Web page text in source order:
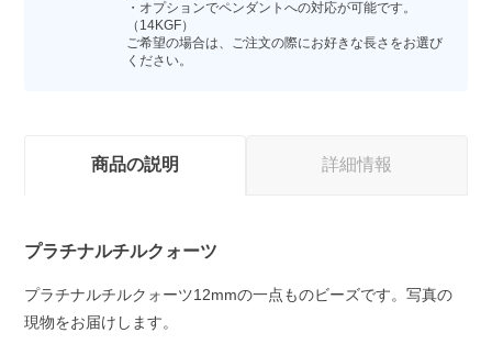
・オプションでペンダントへの対応が可能です。
（14KGF）
ご希望の場合は、ご注文の際にお好きな長さをお選び
ください。
商品の説明 詳細情報
プラチナルチルクォーツ
プラチナルチルクォーツ12mmの一点ものビーズです。写真の
現物をお届けします。